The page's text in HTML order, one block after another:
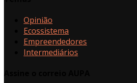
Opinião
Ecossistema
Empreendedores
Intermediários